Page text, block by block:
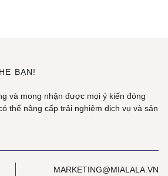
BẠN!
và mong nhận được mọi ý kiến đóng
thể nâng cấp trải nghiệm dịch vụ và sản
MARKETING@MIALALA.VN